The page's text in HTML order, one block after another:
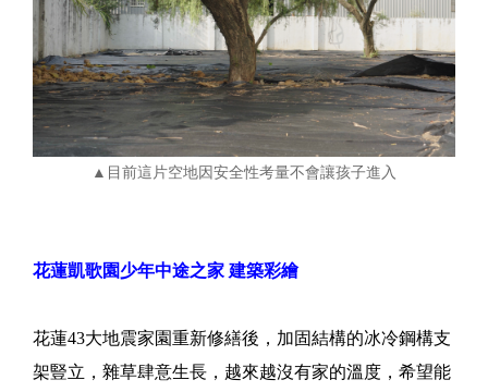
▲目前這片空地因安全性考量不會讓孩子進入
花蓮凱歌園少年中途之家 建築彩繪
花蓮43大地震家園重新修繕後，加固結構的冰冷鋼構支
架豎立，雜草肆意生長，越來越沒有家的溫度，希望能